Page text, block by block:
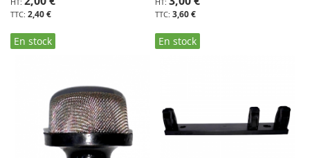
2,40 €
En stock
3,60 €
En stock